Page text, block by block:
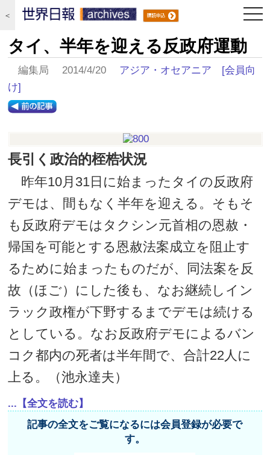
＜
タイ、半年を迎える反政府運動
編集局 2014/4/20 アジア・オセアニア
[会員向
け]
長引く政治的桎梏状況
昨年10月31日に始まったタイの反政府
デモは、間もなく半年を迎える。そもそ
も反政府デモはタクシン元首相の恩赦・
帰国を可能とする恩赦法案成立を阻止す
るために始まったものだが、同法案を反
故（ほご）にした後も、なお継続しイン
ラック政権が下野するまでデモは続ける
としている。なお反政府デモによるバン
コク都内の死者は半年間で、合計22人に
上る。（池永達夫）
...【全文を読む】
記事の全文をご覧になるには会員登録が必要で
す。